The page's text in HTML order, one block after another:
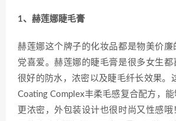
1、赫莲娜睫毛膏
赫莲娜这个牌子的化妆品都是物美价廉
党喜爱。赫莲娜的睫毛膏是很多女生都
很好的防水，浓密以及睫毛纤长效果。
Coating Complex丰柔毛感复合配方，
更浓密，外包装设计也很时尚又性感